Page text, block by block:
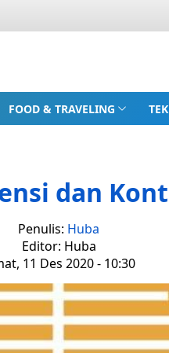
FOOD & TRAVELING
dan
Penulis: Huba
Editor: Huba
11 Des 2020 - 10:30